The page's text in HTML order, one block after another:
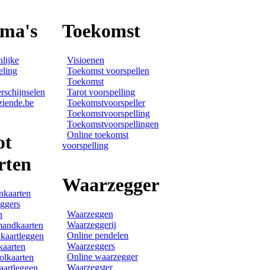
Toekomst
Visioenen
Toekomst voorspellen
Toekomst
Tarot voorspelling
Toekomstvoorspeller
Toekomstvoorspelling
Toekomstvoorspellingen
Online toekomst
voorspelling
Waarzegger
Waarzeggen
Waarzeggerij
Online pendelen
Waarzeggers
Online waarzegger
Waarzegster